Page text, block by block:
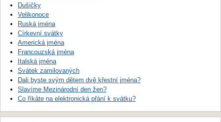
Dušičky
Velikonoce
Ruská jména
Církevní svátky
Americká jména
Francouzská jména
Italská jména
Svátek zamilovaných
Dali byste svým dětem dvě křestní jména?
Slavíme Mezinárodní den žen?
Co říkáte na elektronická přání k svátku?